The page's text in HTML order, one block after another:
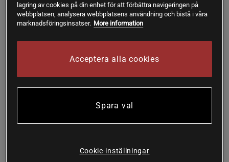
58 recensioner
Köp
tabletter
118 recensioner
Great Earth
94 kr
lagring av cookies på din enhet för att förbättra navigeringen på
webbplatsen, analysera webbplatsens användning och bistå i våra
marknadsföringsinsatser. More information
Acceptera alla cookies
Spara val
Cookie-inställningar